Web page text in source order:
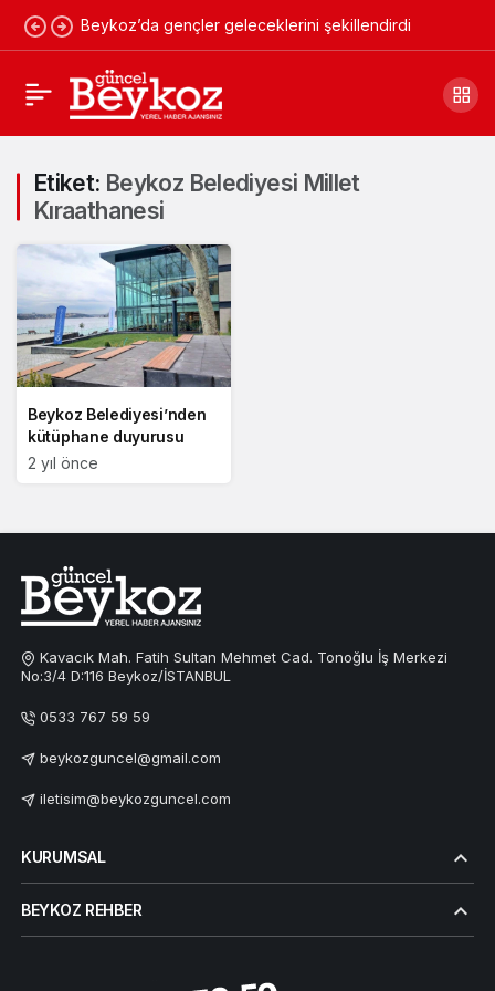
Beykoz’da gençler geleceklerini şekillendirdi
Etiket: Beykoz Belediyesi Millet
Kıraathanesi
Beykoz Belediyesi’nden
kütüphane duyurusu
2 yıl önce
Kavacık Mah. Fatih Sultan Mehmet Cad. Tonoğlu İş Merkezi
No:3/4 D:116 Beykoz/İSTANBUL
0533 767 59 59
beykozguncel@gmail.com
iletisim@beykozguncel.com
KURUMSAL
BEYKOZ REHBER